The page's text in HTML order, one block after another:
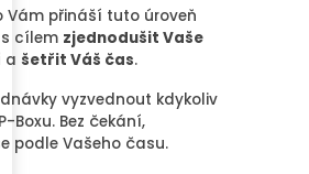
Vám přináší tuto úroveň
cílem zjednodušit Vaše
a šetřit Váš čas.
vyzvednout kdykoliv
Boxu. Bez čekání,
podle Vašeho času.